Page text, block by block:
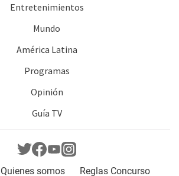
Entretenimientos
Mundo
América Latina
Programas
Opinión
Guía TV
Quienes somos Reglas Concurso